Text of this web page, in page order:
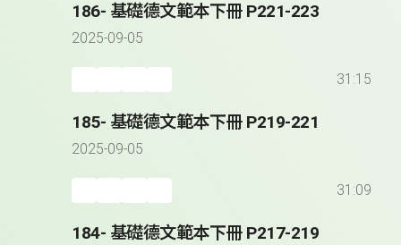
186- 基礎德文範本下冊 P221-223
2025-09-05
31:15
185- 基礎德文範本下冊 P219-221
2025-09-05
31:09
184- 基礎德文範本下冊 P217-219